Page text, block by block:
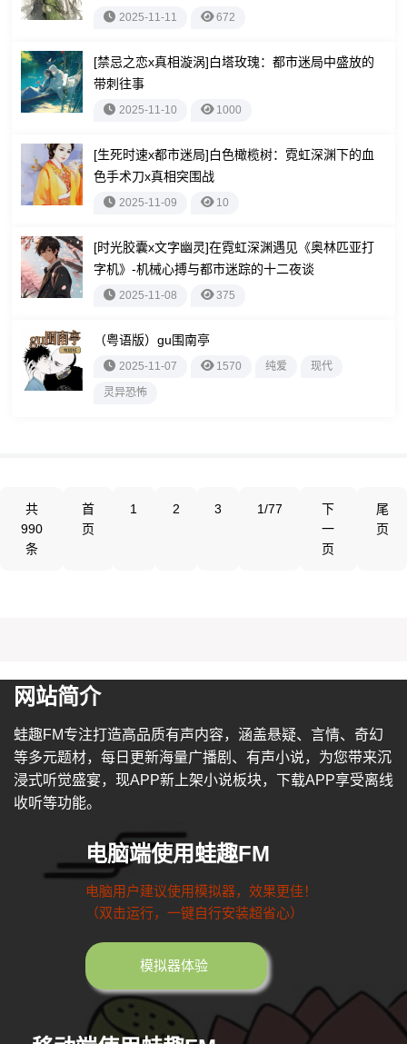
2025-11-11 672
[禁忌之恋x真相漩涡]白塔玫瑰：都市迷局中盛放的
带刺往事
2025-11-10 1000
[生死时速x都市迷局]白色橄榄树：霓虹深渊下的血
色手术刀x真相突围战
2025-11-09 10
[时光胶囊x文字幽灵]在霓虹深渊遇见《奥林匹亚打
字机》-机械心搏与都市迷踪的十二夜谈
2025-11-08 375
（粤语版）gu围南亭
2025-11-07 1570 纯爱 现代
灵异恐怖
共
990
条
首
页
1 2 3 1/77
下
一
页
尾
页
网站简介
蛙趣FM专注打造高品质有声内容，涵盖悬疑、言情、奇幻
等多元题材，每日更新海量广播剧、有声小说，为您带来沉
浸式听觉盛宴，现APP新上架小说板块，下载APP享受离线
收听等功能。
电脑端使用蛙趣FM
电脑用户建议使用模拟器，效果更佳！
（双击运行，一键自行安装超省心）
模拟器体验